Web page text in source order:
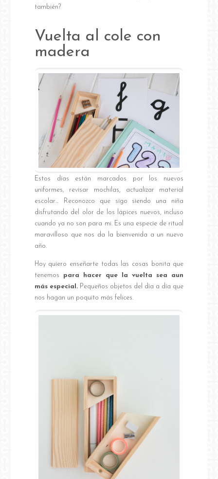
también?
Vuelta al cole con
madera
Estos días están marcados por los nuevos
uniformes, revisar mochilas, actualizar material
escolar… Reconozco que sigo siendo una niña
disfrutando del olor de los lápices nuevos, incluso
cuando ya no son para mi. Es una especie de ritual
maravilloso que nos da la bienvenida a un nuevo
año.
Hoy quiero enseñarte todas las cosas bonita que
tenemos para hacer que la vuelta sea aun
más especial.Pequeños objetos del día a día que
nos hagan un poquito más felices.